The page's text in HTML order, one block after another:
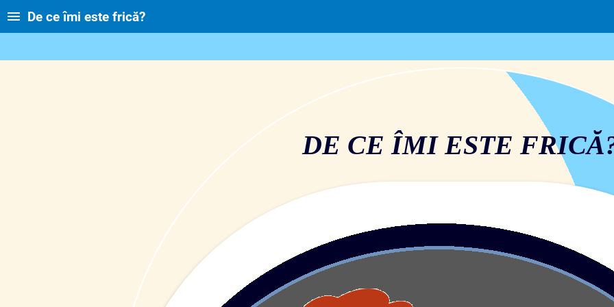
De ce îmi este frică?
DE CE ÎMI ESTE